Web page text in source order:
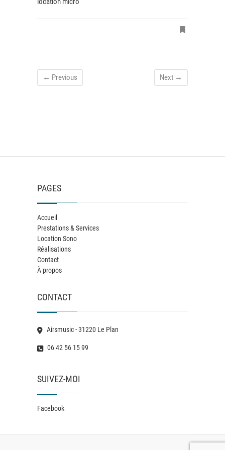
← Previous Next →
PAGES
Accueil
Prestations & Services
Location Sono
Réalisations
Contact
À propos
CONTACT
Airsmusic - 31220 Le Plan
06 42 56 15 99
SUIVEZ-MOI
Facebook